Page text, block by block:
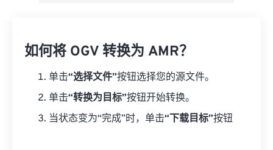
如何将 OGV 转换为 AMR？
单击“选择文件”按钮选择您的源文件。
单击“转换为目标”按钮开始转换。
当状态变为“完成”时，单击“下载目标”按钮